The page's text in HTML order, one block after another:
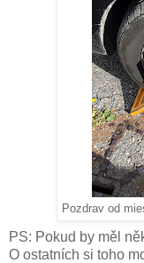
Pozdrav od
PS: Pokud by měl
O ostatních si toho